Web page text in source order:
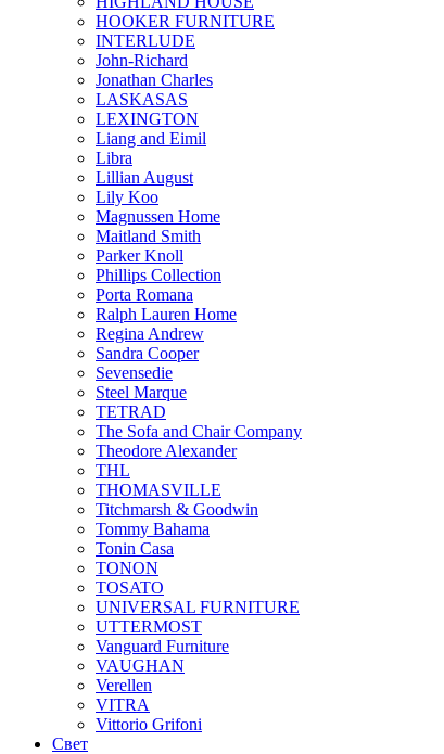
HOOKER FURNITURE
INTERLUDE
John-Richard
Jonathan Charles
LASKASAS
LEXINGTON
Liang and Eimil
Libra
Lillian August
Lily Koo
Magnussen Home
Maitland Smith
Parker Knoll
Phillips Collection
Porta Romana
Ralph Lauren Home
Regina Andrew
Sandra Cooper
Sevensedie
Steel Marque
TETRAD
The Sofa and Chair Company
Theodore Alexander
THL
THOMASVILLE
Titchmarsh & Goodwin
Tommy Bahama
Tonin Casa
TONON
TOSATO
UNIVERSAL FURNITURE
UTTERMOST
Vanguard Furniture
VAUGHAN
Verellen
VITRA
Vittorio Grifoni
Свет